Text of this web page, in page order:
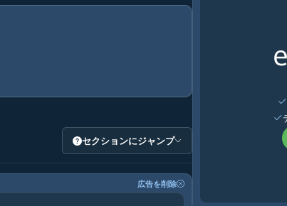
セクションにジャンプ
広告を削除